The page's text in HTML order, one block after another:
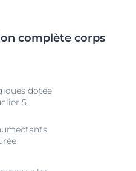
complète corps
dotée
5